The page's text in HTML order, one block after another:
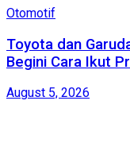
Otomotif
Toyota dan
Begini Cara Ikut
August 5, 2026